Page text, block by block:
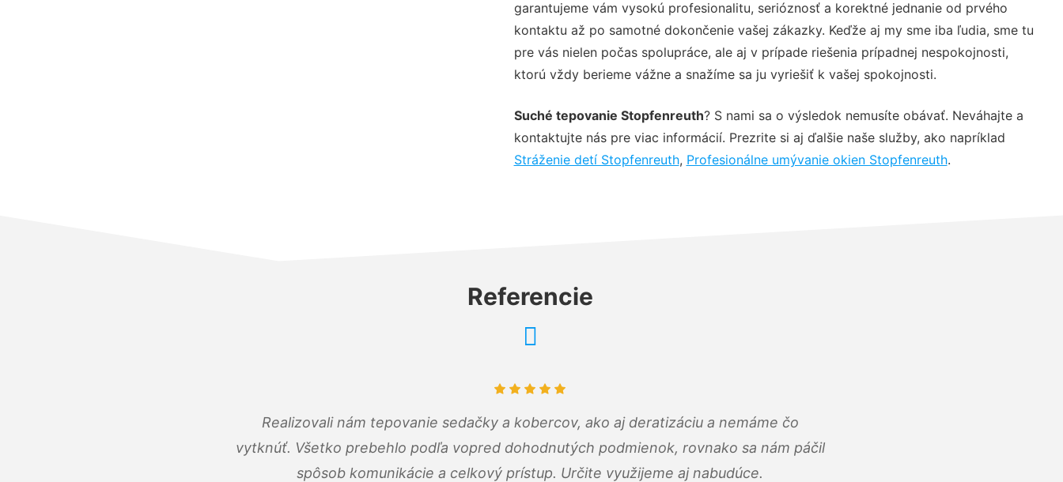
garantujeme vám vysokú profesionalitu, serióznosť a korektné jednanie od prvého
kontaktu až po samotné dokončenie vašej zákazky. Keďže aj my sme iba ľudia, sme tu
pre vás nielen počas spolupráce, ale aj v prípade riešenia prípadnej nespokojnosti,
ktorú vždy berieme vážne a snažíme sa ju vyriešiť k vašej spokojnosti.
Suché tepovanie Stopfenreuth? S nami sa o výsledok nemusíte obávať. Neváhajte a
kontaktujte nás pre viac informácií. Prezrite si aj ďalšie naše služby, ako napríklad
Stráženie detí Stopfenreuth, Profesionálne umývanie okien Stopfenreuth.
Referencie
Realizovali nám tepovanie sedačky a kobercov, ako aj deratizáciu a nemáme čo
vytknúť. Všetko prebehlo podľa vopred dohodnutých podmienok, rovnako sa nám páčil
spôsob komunikácie a celkový prístup. Určite využijeme aj nabudúce.